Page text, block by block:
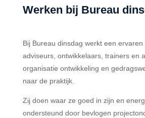
Werken bij Bureau
Bij Bureau dinsdag werkt een ervaren
adviseurs, ontwikkelaars, trainers en
organisatie ontwikkeling en
naar de praktijk.
Zij doen waar ze goed in zijn en
ondersteund door bevlogen